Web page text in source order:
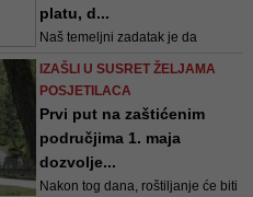
platu, d...
Naš temeljni zadatak je da
afirmišemo rad, stvaramo
bolje, naprednije i humanije
budućnosti našeg grada, svih
naših građanki i građana, a
posebno naših budućih
IZAŠLI U SUSRET ŽELJAMA
POSJETILACA
Prvi put na zaštićenim
područjima 1. maja
dozvolje...
Nakon tog dana, roštiljanje će biti